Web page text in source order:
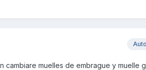
cambiare muelles de embrague y muelle